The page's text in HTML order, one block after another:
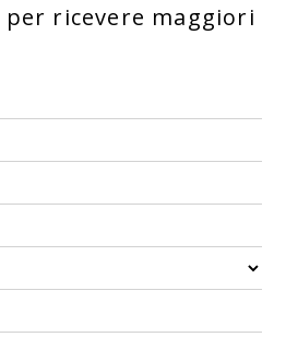
ricevere maggiori